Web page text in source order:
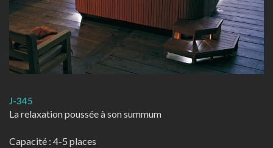
J-345
La relaxation poussée à son summum
Capacité : 4-5 places